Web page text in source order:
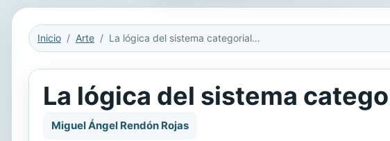
Inicio Arte La lógica del sistema categorial de la Ciencia
La lógica del sistema
Miguel Ángel Rendón Rojas